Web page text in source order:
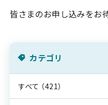
皆さまのお申し込みをお
カテゴリ
すべて （421）